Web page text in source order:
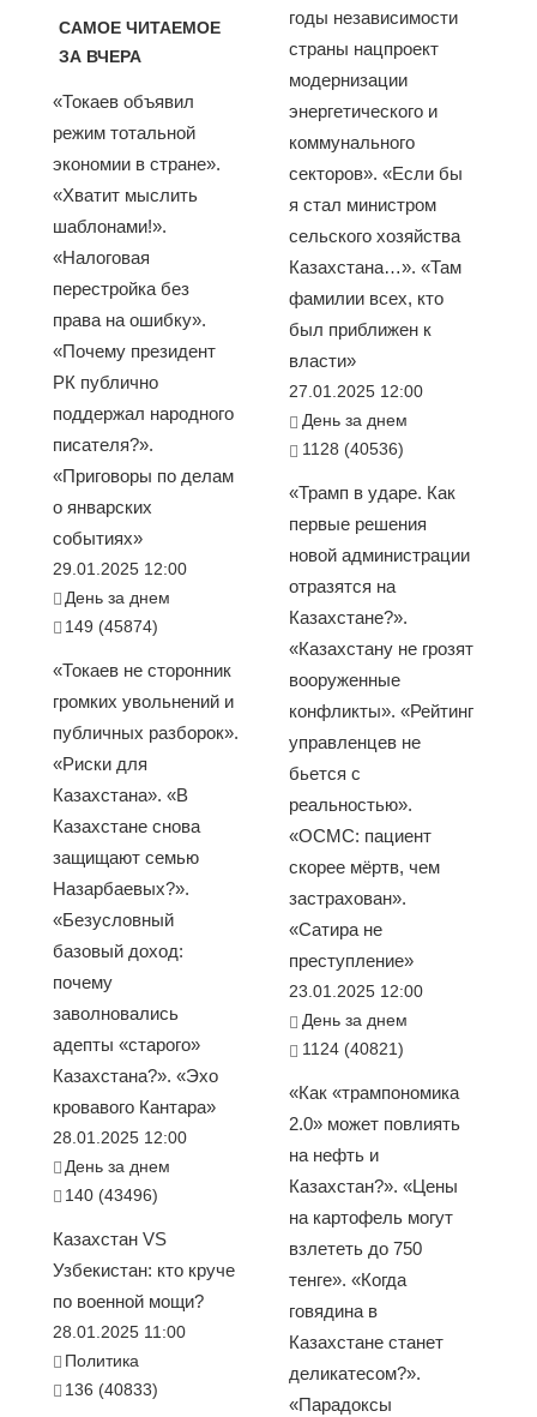
САМОЕ ЧИТАЕМОЕ
ЗА ВЧЕРА
«Токаев объявил
режим тотальной
экономии в стране».
«Хватит мыслить
шаблонами!».
«Налоговая
перестройка без
права на ошибку».
«Почему президент
РК публично
поддержал народного
писателя?».
«Приговоры по делам
о январских
событиях»
29.01.2025 12:00
День за днем
149 (45874)
«Токаев не сторонник
громких увольнений и
публичных разборок».
«Риски для
Казахстана». «В
Казахстане снова
защищают семью
Назарбаевых?».
«Безусловный
базовый доход:
почему
заволновались
адепты «старого»
Казахстана?». «Эхо
кровавого Кантара»
28.01.2025 12:00
День за днем
140 (43496)
Казахстан VS
Узбекистан: кто круче
по военной мощи?
28.01.2025 11:00
Политика
136 (40833)
годы независимости
страны нацпроект
модернизации
энергетического и
коммунального
секторов». «Если бы
я стал министром
сельского хозяйства
Казахстана…». «Там
фамилии всех, кто
был приближен к
власти»
27.01.2025 12:00
День за днем
1128 (40536)
«Трамп в ударе. Как
первые решения
новой администрации
отразятся на
Казахстане?».
«Казахстану не грозят
вооруженные
конфликты». «Рейтинг
управленцев не
бьется с
реальностью».
«ОСМС: пациент
скорее мёртв, чем
застрахован».
«Сатира не
преступление»
23.01.2025 12:00
День за днем
1124 (40821)
«Как «трампономика
2.0» может повлиять
на нефть и
Казахстан?». «Цены
на картофель могут
взлететь до 750
тенге». «Когда
говядина в
Казахстане станет
деликатесом?».
«Парадоксы